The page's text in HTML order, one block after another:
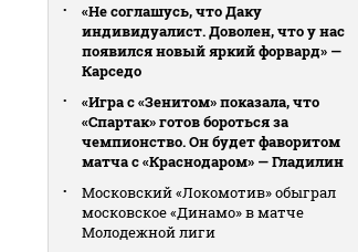
«Не соглашусь, что Даку
индивидуалист. Доволен, что у нас
появился новый яркий форвард» —
Карседо
«Игра с «Зенитом» показала, что
«Спартак» готов бороться за
чемпионство. Он будет фаворитом
матча с «Краснодаром» — Гладилин
Московский «Локомотив» обыграл
московское «Динамо» в матче
Молодежной лиги